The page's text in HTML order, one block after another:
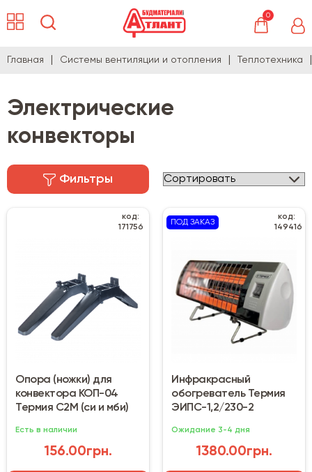
0
Главная Системы вентиляции и отопления Теплотехника
Электрические
конвекторы
Фильтры
код:
171756
Опора (ножки) для
конвектора КОП-04
Термия С2М (си и мби)
Есть в наличии
156.00грн.
ПОД ЗАКАЗ
код:
149416
Инфракрасный
обогреватель Термия
ЭИПС-1,2/230-2
Ожидание 3-4 дня
1380.00грн.